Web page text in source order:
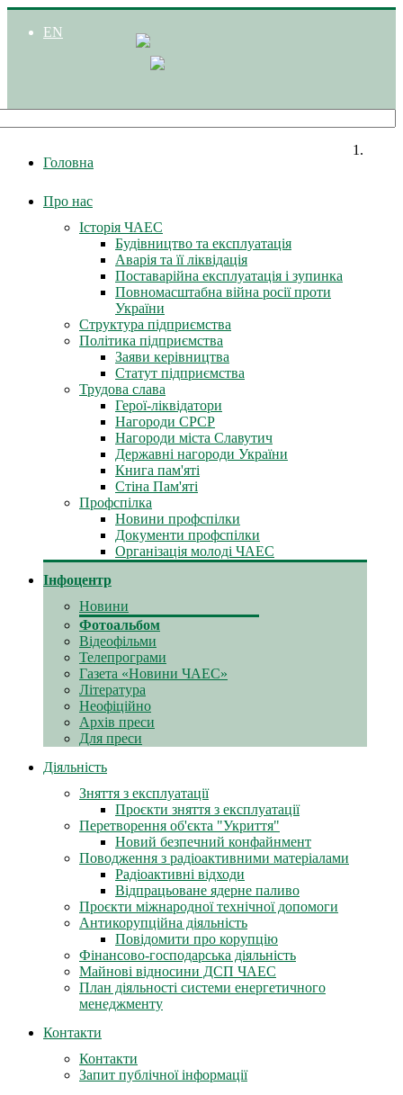
EN
Головна
Про нас
Історія ЧАЕС
Будівництво та експлуатація
Аварія та її ліквідація
Поставарійна експлуатація і зупинка
Повномасштабна війна росії проти
України
Структура підприємства
Політика підприємства
Заяви керівництва
Статут підприємства
Трудова слава
Герої-ліквідатори
Нагороди СРСР
Нагороди міста Славутич
Державні нагороди України
Книга пам'яті
Стіна Пам'яті
Профспілка
Новини профспілки
Документи профспілки
Організація молоді ЧАЕС
Інфоцентр
Новини
Фотоальбом
Відеофільми
Телепрограми
Газета «Новини ЧАЕС»
Література
Неофіційно
Архів преси
Для преси
Діяльність
Зняття з експлуатації
Проєкти зняття з експлуатації
Перетворення об'єкта "Укриття"
Новий безпечний конфайнмент
Поводження з радіоактивними матеріалами
Радіоактивні відходи
Відпрацьоване ядерне паливо
Проєкти міжнародної технічної допомоги
Антикорупційна діяльність
Повідомити про корупцію
Фінансово-господарська діяльність
Майнові відносини ДСП ЧАЕС
План діяльності системи енергетичного
менеджменту
Контакти
Контакти
Запит публічної інформації